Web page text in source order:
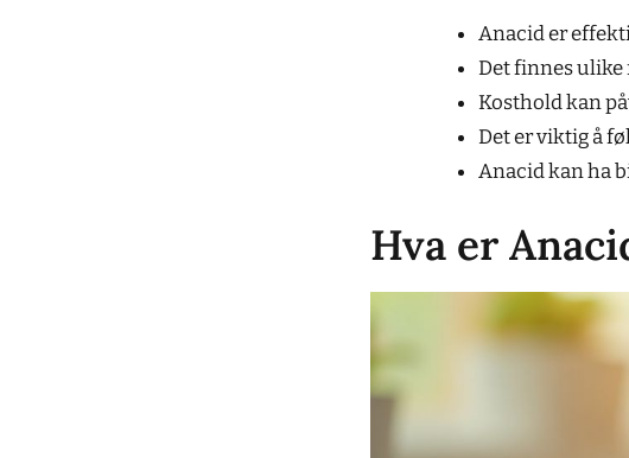
Anacid er
Det finnes
Kosthold kan
Det er viktig å
Anacid kan ha
Hva er